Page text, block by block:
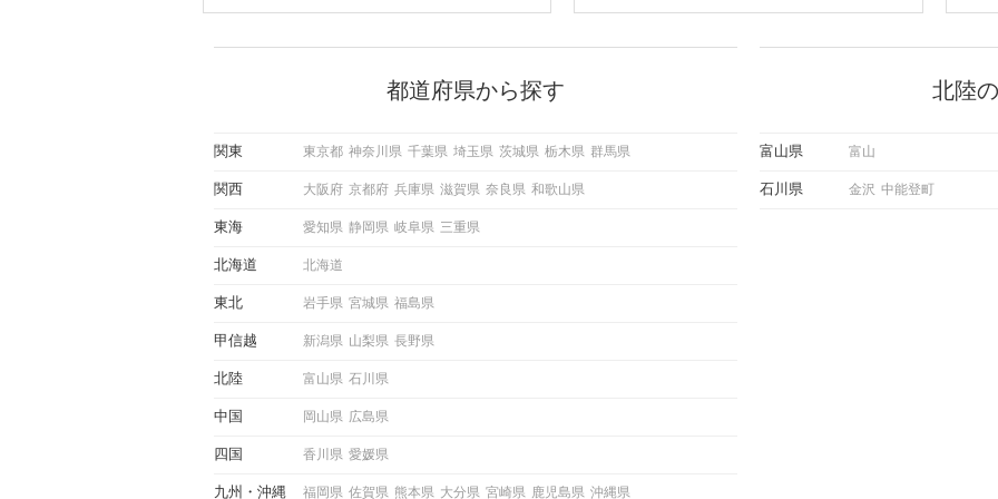
から恋人作りを本格的に始めようと
している方は、女性が異性を求めて
この記事では、女性が話しかけて欲
しく解説した後、婚活イベントで実
ような行動に繋げるべきかをご紹介
も混じえながら解説するので、ぜひ
都道府県から探す
関東 東京都 神奈川県 千葉県 埼玉県 茨城県 栃木県 群馬県
関西 大阪府 京都府 兵庫県 滋賀県 奈良県 和歌山県
東海 愛知県 静岡県 岐阜県 三重県
北海道 北海道
東北 岩手県 宮城県 福島県
甲信越 新潟県 山梨県 長野県
北陸 富山県 石川県
中国 岡山県 広島県
四国 香川県 愛媛県
九州 沖縄 福岡県 佐賀県 熊本県 大分県 宮崎県 鹿児島県 沖縄県
北陸
富山県 富山
石川県 金沢 中能登町